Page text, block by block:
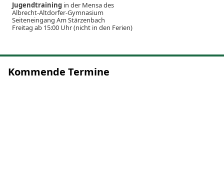
Jugendtraining in der Mensa des
Albrecht-Altdorfer-Gymnasium
Seiteneingang Am Stärzenbach
Freitag ab 15:00 Uhr (nicht in den Ferien)
Kommende Termine